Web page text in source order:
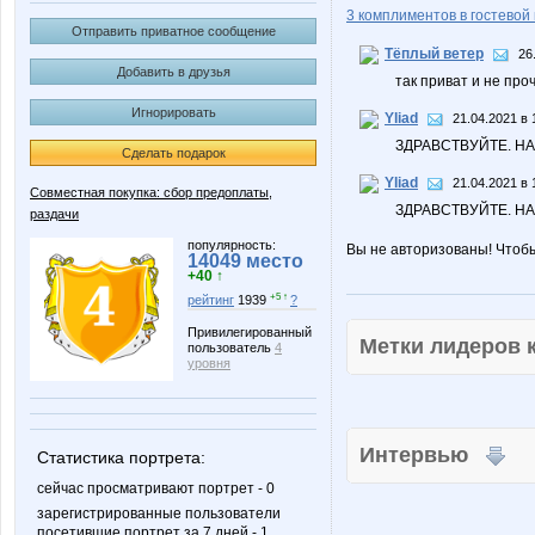
Отправить приватное сообщение
Добавить в друзья
Игнорировать
Сделать подарок
Совместная покупка: сбор предоплаты,
раздачи
популярность:
14049 место
+40 ↑
рейтинг 1939 +5 ↑ ?
Привилегированный
пользователь 4
уровня
Статистика портрета:
сейчас просматривают портрет - 0
зарегистрированные пользователи
3 комплиментов в гостевой
Тёплый ветер
так приват и не
Yliad 21.04.2021 в
ЗДРАВСТВУЙТЕ.
Yliad 21.04.2021 в
ЗДРАВСТВУЙТЕ.
Вы не авторизованы!
Метки
Интервью